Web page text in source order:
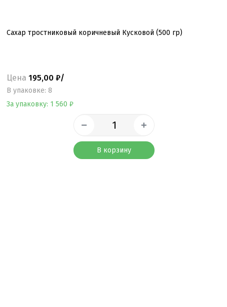
Сахар тростниковый коричневый Кусковой (500 гр)
Цена 195,00 ₽/
B упаковке: 8
За упаковку: 1 560 ₽
В корзину